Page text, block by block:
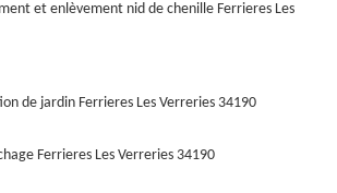
et enlèvement nid de chenille Ferrieres Les
de jardin Ferrieres Les Verreries 34190
Ferrieres Les Verreries 34190